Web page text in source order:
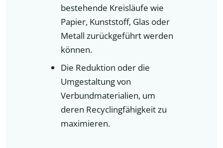
bestehende Kreisläufe wie
Papier, Kunststoff, Glas oder
Metall zurückgeführt werden
können.
Die Reduktion oder die
Umgestaltung von
Verbundmaterialien, um
deren Recyclingfähigkeit zu
maximieren.